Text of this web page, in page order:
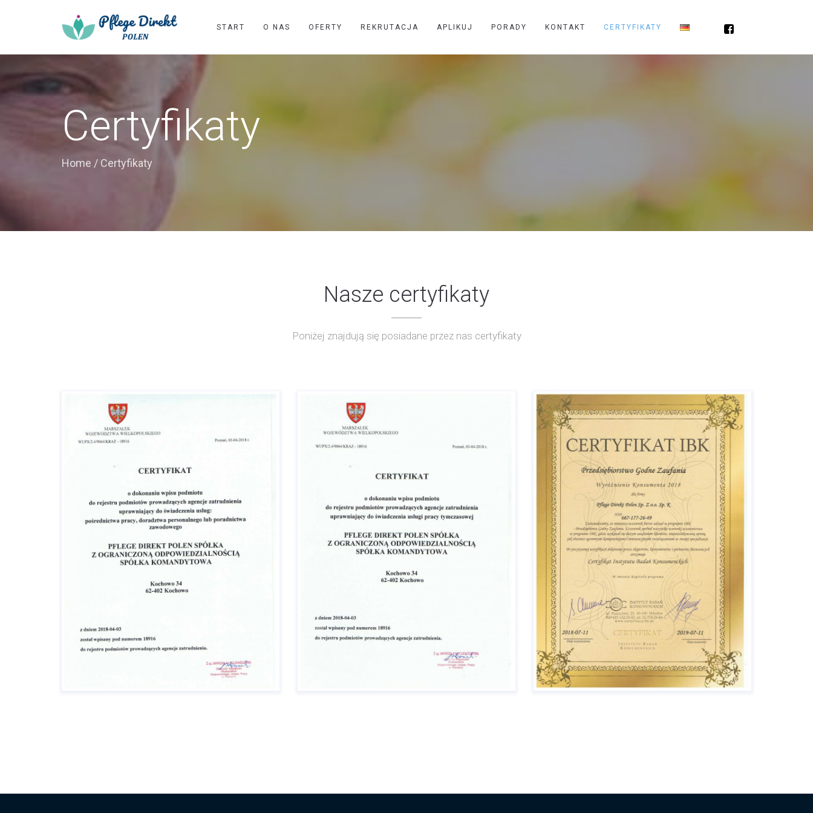
START O NAS OFERTY REKRUTACJA APLIKUJ PORADY KONTAKT CERTYFIKATY
Certyfikaty
Home / Certyfikaty
Nasze certyfikaty
Poniżej znajdują się posiadane przez nas certyfikaty